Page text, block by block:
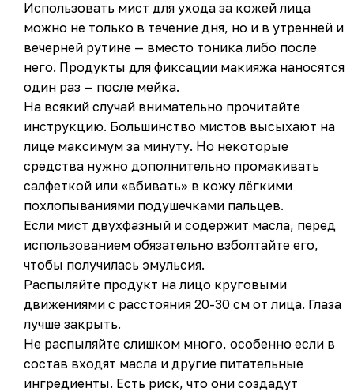
Использовать мист для ухода за кожей лица
можно не только в течение дня, но и в утренней и
вечерней рутине — вместо тоника либо после
него. Продукты для фиксации макияжа наносятся
один раз — после мейка.
На всякий случай внимательно прочитайте
инструкцию. Большинство мистов высыхают на
лице максимум за минуту. Но некоторые
средства нужно дополнительно промакивать
салфеткой или «вбивать» в кожу лёгкими
похлопываниями подушечками пальцев.
Если мист двухфазный и содержит масла, перед
использованием обязательно взболтайте его,
чтобы получилась эмульсия.
Распыляйте продукт на лицо круговыми
движениями с расстояния 20-30 см от лица. Глаза
лучше закрыть.
Не распыляйте слишком много, особенно если в
состав входят масла и другие питательные
ингредиенты. Есть риск, что они создадут